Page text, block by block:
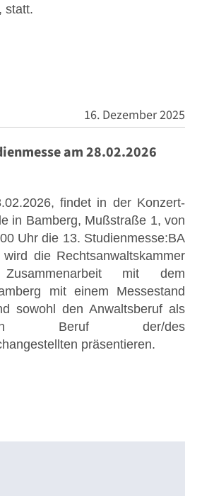
statt.
16. Dezember 2025
am 28.02.2026
findet in der Konzert-
in Bamberg, Mußstraße 1, von
Uhr die 13. Studienmesse:BA
die Rechtsanwaltskammer
mit dem
mit einem Messestand
sowohl den Anwaltsberuf als
Beruf der/des
präsentieren.